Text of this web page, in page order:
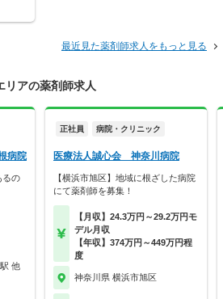
最近見た薬剤師求人をもっと見る
リアの薬剤師求人
病院
るの
他
正社員 病院・クリニック
医療法人誠心会 神奈川病院
【横浜市旭区】地域に根ざした病院
にて薬剤師を募集！
【月収】24.3万円～29.2万円モ
デル月収
【年収】374万円～449万円程
度
神奈川県 横浜市旭区